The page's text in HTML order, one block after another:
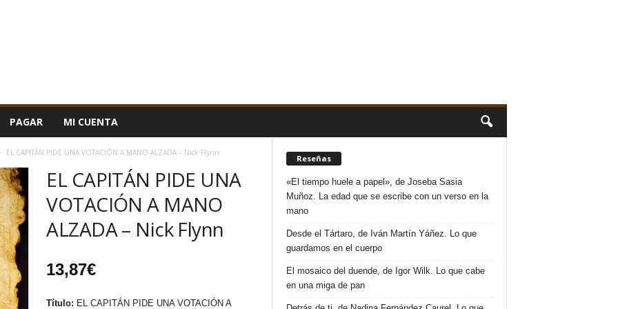
PAGAR MI CUENTA
EL CAPITÁN PIDE UNA VOTACIÓN A MANO ALZADA – Nick Flynn
EL CAPITÁN PIDE UNA
VOTACIÓN A MANO
ALZADA – Nick Flynn
13,87€
Título: EL CAPITÁN PIDE UNA VOTACIÓN A
Reseñas
«El tiempo huele a papel», de Joseba Sasia
Muñoz. La edad que se escribe con un verso en la
mano
Desde el Tártaro, de Iván Martín Yáñez. Lo que
guardamos en el cuerpo
El mosaico del duende, de Igor Wilk. Lo que cabe
en una miga de pan